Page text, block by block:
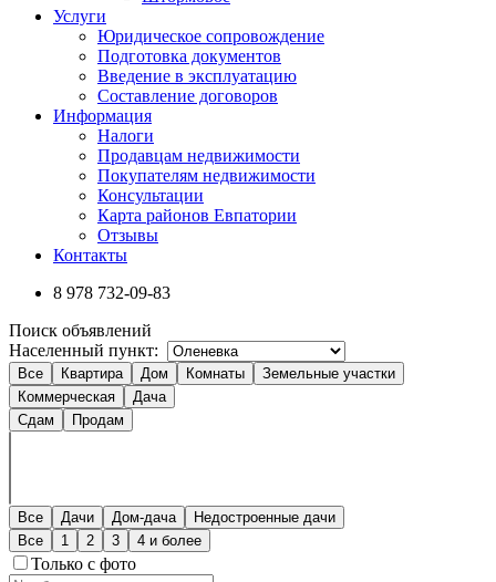
Услуги
Юридическое сопровождение
Подготовка документов
Введение в эксплуатацию
Составление договоров
Информация
Налоги
Продавцам недвижимости
Покупателям недвижимости
Консультации
Карта районов Евпатории
Отзывы
Контакты
8 978 732-09-83
Поиск объявлений
Населенный пункт:
Все Квартира Дом Комнаты
Земельные участки
Коммерческая
Дача
Сдам
Продам
Все Дачи Дом-дача
Недостроенные дачи
Все
1 2 3 4 и более
Только с фото